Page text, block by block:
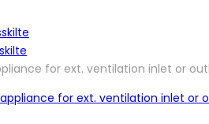
for ext. ventilation inlet or